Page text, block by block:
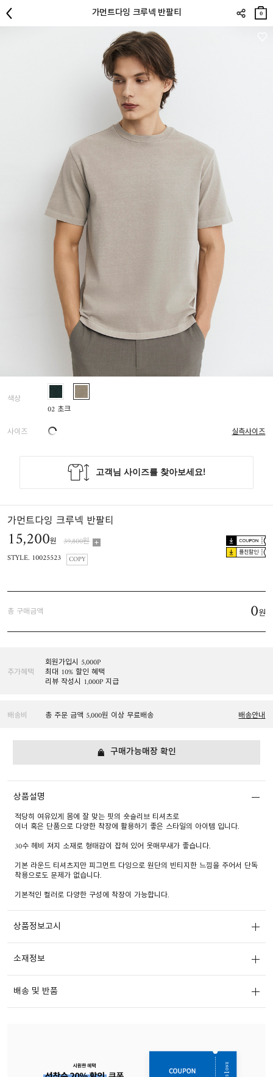
가먼트다잉 크루넥 반팔티
장바
구니
0
색상
02 초크
사이즈
실측사이즈
가먼트다잉 크루넥 반팔티
15,200원 39,800원
플친할인
STYLE. 10025523 COPY
총 구매금액 0원
추가혜택
회원가입시 5,000P
최대 10% 할인 혜택
리뷰 작성시 1,000P 지급
배송비 총 주문 금액 5,000원 이상 무료배송 배송안내
구매가능매장 확인
상품설명
적당히 여유있게 몸에 잘 맞는 핏의 숏슬리브 티셔츠로
이너 혹은 단품으로 다양한 착장에 활용하기 좋은 스타일의 아이템 입니다.
30수 헤비 져지 소재로 형태감이 잡혀 있어 옷매무새가 좋습니다.
기본 라운드 티셔츠지만 피그먼트 다잉으로 원단의 빈티지한 느낌을 주어서 단독
착용으로도 문제가 없습니다.
기본적인 컬러로 다양한 구성에 착장이 가능합니다.
상품정보고시
소재정보
배송 및 반품